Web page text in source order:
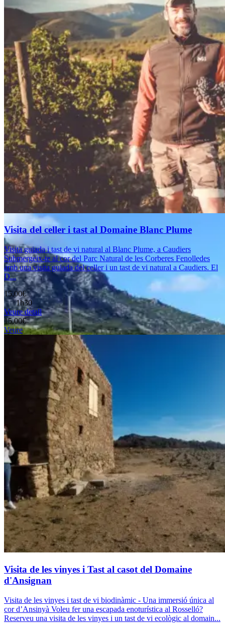
Visita del celler i tast al Domaine Blanc Plume
Visita guiada i tast de vi natural al Blanc Plume, a Caudiers
Submergeix-te al cor del Parc Natural de les Corberes Fenolledes
amb una visita guiada del celler i un tast de vi natural a Caudiers. El
D...
15,00€
1h30
Veure detall
15,00€
Veure
Visita de les vinyes i Tast al casot del Domaine
d'Ansignan
Visita de les vinyes i tast de vi biodinàmic - Una immersió única al
cor d’Ansinyà Voleu fer una escapada enoturística al Rosselló?
Reserveu una visita de les vinyes i un tast de vi ecològic al domain...